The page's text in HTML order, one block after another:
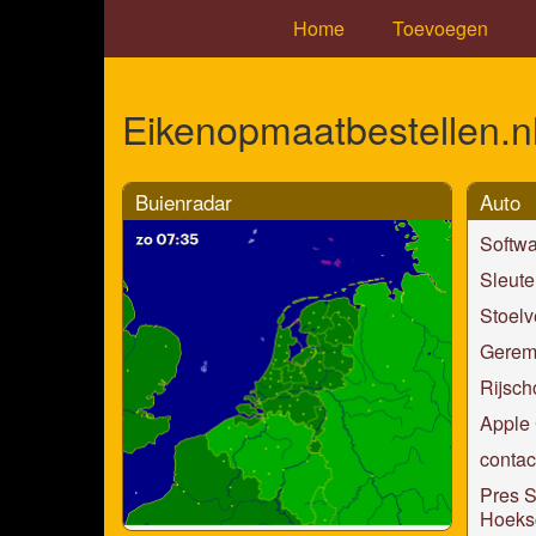
Home Toevoegen
Buienradar Auto
Apple
Pres